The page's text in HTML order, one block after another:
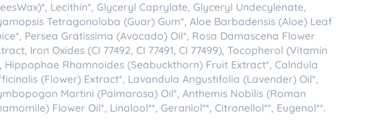
Lecithin*, Glyceryl Caprylate, Glyceryl Undecylenate,
Tetragonoloba (Guar) Gum*, Aloe Barbadensis (Aloe) Leaf
Persea Gratissima (Avocado) Oil*, Rosa Damascena Flower
Iron Oxides (CI 77492, CI 77491, CI 77499), Tocopherol (Vitamin
Hippophae Rhamnoides (Seabuckthorn) Fruit Extract*, Calndula
(Flower) Extract*, Lavandula Angustifolia (Lavender) Oil*,
Martini (Palmarosa) Oil*, Anthemis Nobilis (Roman
Flower Oil*, Linalool**, Geraniol**, Citronellol**, Eugenol**.